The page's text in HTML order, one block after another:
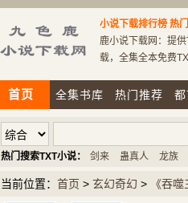
小说下载排行榜 热
鹿小说下载网：提
载，全集全本免费
首页 全集书库 热门推荐
热门搜索TXT小说： 剑来 蛊真人 龙族
当前位置： 首页 > 玄幻奇幻 > 《吞